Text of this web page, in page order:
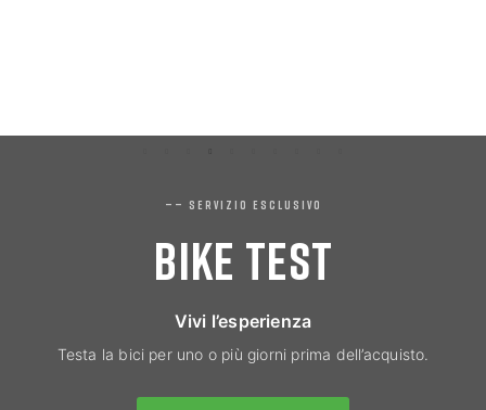
—— SERVIZIO ESCLUSIVO
BIKE TEST
Vivi l’esperienza
Testa la bici per uno o più giorni prima dell’acquisto.